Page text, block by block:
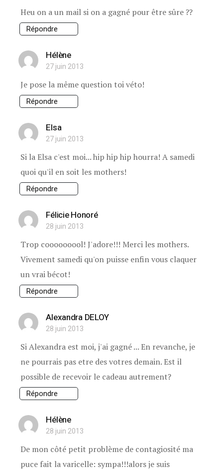
Heu on a un mail si on a gagné pour être sûre ??
Répondre
Hélène
27 juin 2013
Je pose la même question toi véto!
Répondre
Elsa
27 juin 2013
Si la Elsa c'est moi... hip hip hip hourra! A samedi
quoi qu'il en soit les mothers!
Répondre
Félicie Honoré
28 juin 2013
Trop cooooooool! J'adore!!! Merci les mothers.
Vivement samedi qu'on puisse enfin vous claquer
un vrai bécot!
Répondre
Alexandra DELOY
28 juin 2013
Si Alexandra est moi, j'ai gagné ... En revanche, je
ne pourrais pas etre des votres demain. Est il
possible de recevoir le cadeau autrement?
Répondre
Hélène
28 juin 2013
De mon côté petit problème de contagiosité ma
puce fait la varicelle: sympa!!!alors je suis